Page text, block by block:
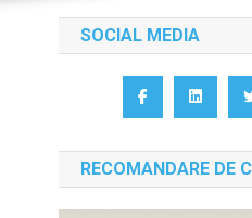
SOCIAL MEDIA
RECOMANDARE DE